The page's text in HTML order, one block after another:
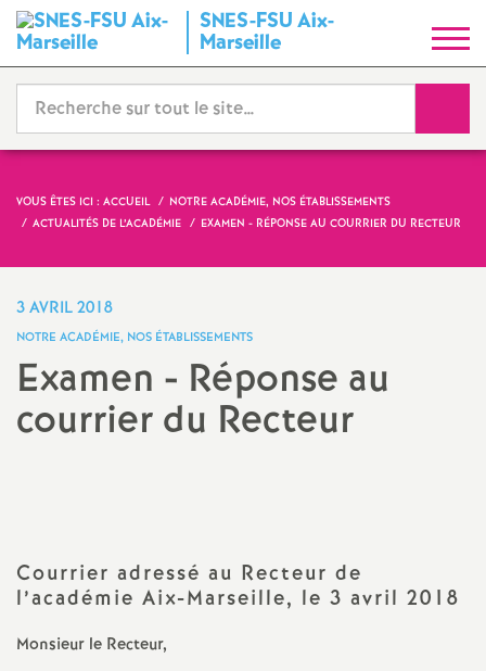
SNES-FSU Aix-
Marseille
y
n
d
i
a
t
t
VOUS ÊTES ICI : ACCUEIL
NOTRE ACADÉMIE, NOS ÉTABLISSEMENTS
ACTUALITÉS DE L’ACADÉMIE
EXAMEN - RÉPONSE AU COURRIER DU RECTEUR
3 AVRIL 2018
NOTRE ACADÉMIE, NOS ÉTABLISSEMENTS
Examen - Réponse au
courrier du Recteur
Courrier adressé au Recteur de
l’académie Aix-Marseille, le 3 avril 2018
Monsieur le Recteur,